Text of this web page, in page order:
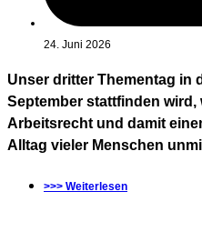
24. Juni 2026
Unser dritter Thementag in
September stattfinden wird,
Arbeitsrecht und damit
Alltag vieler Menschen
>>> Weiterlesen